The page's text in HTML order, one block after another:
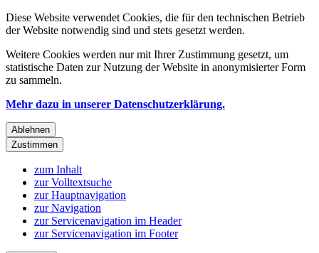
Diese Website verwendet Cookies, die für den technischen Betrieb
der Website notwendig sind und stets gesetzt werden.
Weitere Cookies werden nur mit Ihrer Zustimmung gesetzt, um
statistische Daten zur Nutzung der Website in anonymisierter Form
zu sammeln.
Mehr dazu in unserer Datenschutzerklärung.
Ablehnen
Zustimmen
zum Inhalt
zur Volltextsuche
zur Hauptnavigation
zur Navigation
zur Servicenavigation im Header
zur Servicenavigation im Footer